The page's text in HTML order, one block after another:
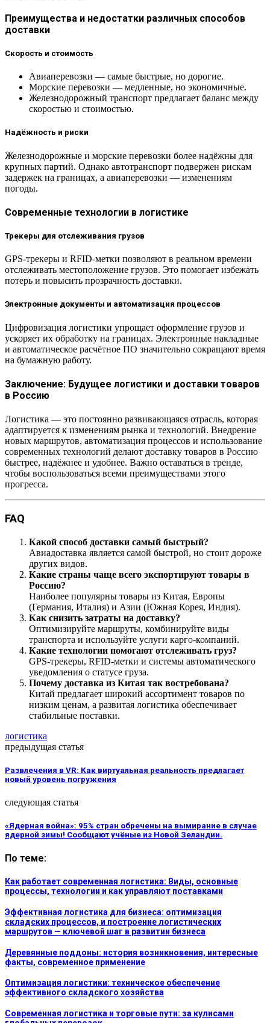
Преимущества и недостатки различных способов
доставки
Скорость и стоимость
Авиаперевозки — самые быстрые, но дорогие.
Морские перевозки — медленные, но экономичные.
Железнодорожный транспорт предлагает баланс между
скоростью и стоимостью.
Надёжность и риски
Железнодорожные и морские перевозки более надёжны для
крупных партий. Однако автотранспорт подвержен рискам
задержек на границах, а авиаперевозки — изменениям
погоды.
Современные технологии в логистике
Трекеры для отслеживания грузов
GPS-трекеры и RFID-метки позволяют в реальном времени
отслеживать местоположение грузов. Это помогает избежать
потерь и повысить прозрачность доставки.
Электронные документы и автоматизация процессов
Цифровизация логистики упрощает оформление грузов и
ускоряет их обработку на границах. Электронные накладные
и автоматическое расчётное ПО значительно сокращают время
на бумажную работу.
Заключение: Будущее логистики и доставки товаров
в Россию
Логистика — это постоянно развивающаяся отрасль, которая
адаптируется к изменениям рынка и технологий. Внедрение
новых маршрутов, автоматизация процессов и использование
современных технологий делают доставку товаров в Россию
быстрее, надёжнее и удобнее. Важно оставаться в тренде,
чтобы воспользоваться всеми преимуществами этого
прогресса.
FAQ
Какой способ доставки самый быстрый?
Авиадоставка является самой быстрой, но стоит дороже
других видов.
Какие страны чаще всего экспортируют товары в
Россию?
Наиболее популярны товары из Китая, Европы
(Германия, Италия) и Азии (Южная Корея, Индия).
Как снизить затраты на доставку?
Оптимизируйте маршруты, комбинируйте виды
транспорта и используйте услуги карго-компаний.
Какие технологии помогают отслеживать груз?
GPS-трекеры, RFID-метки и системы автоматического
уведомления о статусе груза.
Почему доставка из Китая так востребована?
Китай предлагает широкий ассортимент товаров по
низким ценам, а развитая логистика обеспечивает
стабильные поставки.
логистика
предыдущая статья
Развлечения в VR: Как виртуальная реальность предлагает
новый уровень погружения
следующая статья
«Ядерная война»: 95% стран обречены на вымирание в случае
ядерной зимы! Сообщают учёные из Новой Зеландии.
По теме:
Как работает современная логистика: Виды, основные
процессы, технологии и как управляют поставками
Эффективная логистика для бизнеса: оптимизация
складских процессов, и построение логистических
маршрутов — ключевой шаг в развитии бизнеса
Деревянные поддоны: история возникновения, интересные
факты, современное применение
Оптимизация логистики: техническое обеспечение
эффективного складского хозяйства
Современная логистика и торговые пути: за кулисами